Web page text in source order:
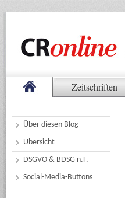
Zeitschriften
Über diesen Blog
Übersicht
DSGVO & BDSG n.F.
Social-Media-Buttons